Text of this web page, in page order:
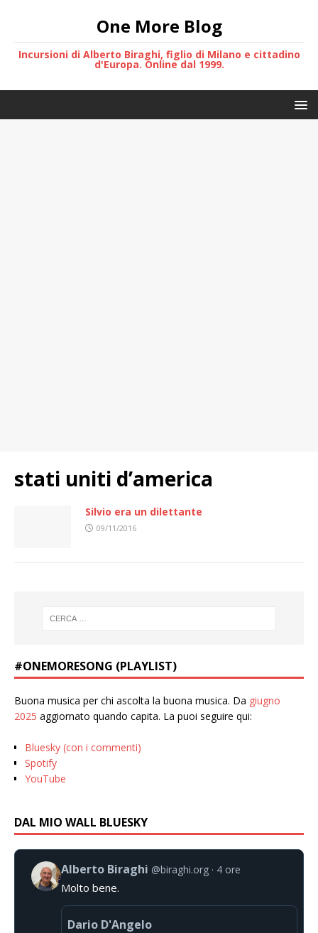
One More Blog
Incursioni di Alberto Biraghi, figlio di Milano e cittadino
d'Europa. Online dal 1999.
stati uniti d’america
Silvio era un dilettante
09/11/2016
#ONEMORESONG (PLAYLIST)
Buona musica per chi ascolta la buona musica. Da giugno
2025 aggiornato quando capita. La puoi seguire qui:
Bluesky (con i commenti)
Spotify
YouTube
DAL MIO WALL BLUESKY
Alberto Biraghi @biraghi.org 4 ore
Molto bene.
Dario D'Angelo